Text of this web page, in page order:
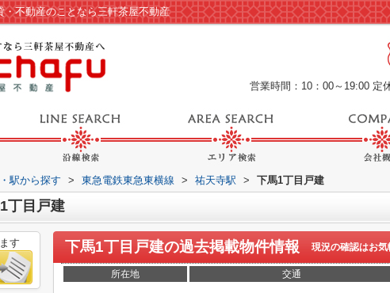
不動産のことなら三軒茶屋不動産
営業時間：10：00～19:00 定
駅から探す > 東急電鉄東急東横線 > 祐天寺駅 > 下馬1丁目戸建
丁目戸建
下馬1丁目戸建の過去掲載物件情報 現況の確認はお気
所在地 交通
す